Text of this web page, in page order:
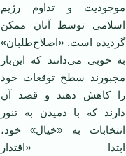
موجودیت و تداوم رژیم
اسلامی توسط آنان ممکن
گردیده است. «اصلاح‌طلبان»
به خوبی می‌دانند که این‌بار
مجبورند سطح توقعات خود
را کاهش دهند و قصد آن
دارند که با دمیدن به تنور
انتخابات به «خیال» خود،
ابتدا «اقتدار